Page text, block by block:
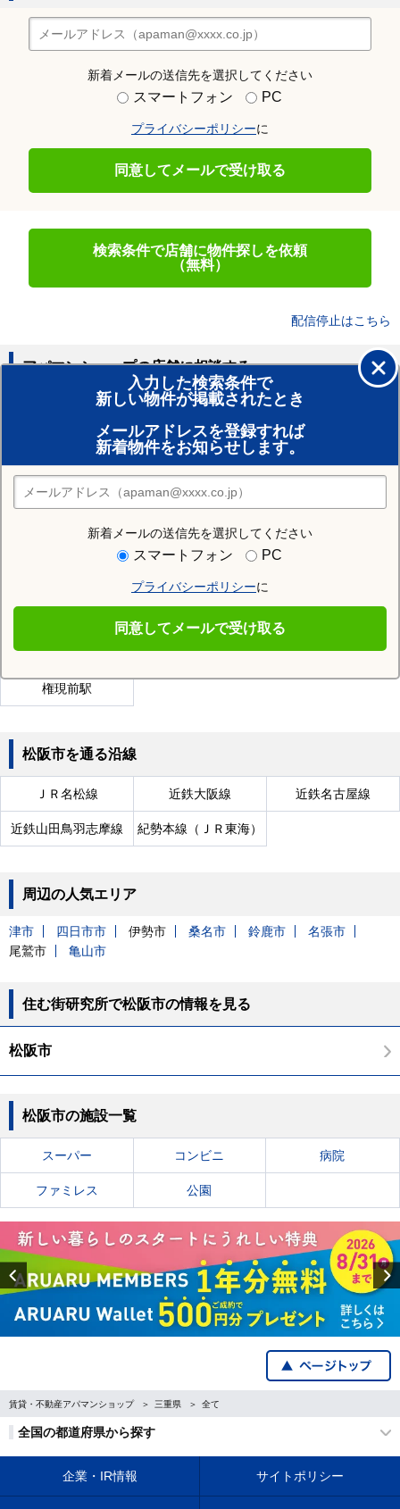
新着メールの送信先を選択してください
スマートフォン PC
プライバシーポリシーに
同意してメールで受け取る
検索条件で店舗に物件探しを依頼
（無料）
配信停止はこちら
入力した検索条件で
新しい物件が掲載されたとき
メールアドレスを登録すれば
新着物件をお知らせします。
新着メールの送信先を選択してください
スマートフォン PC
プライバシーポリシーに
同意してメールで受け取る
アパマンショップの店舗に相談する
賃貸のプロがお部屋探し！
おまかせ物件リクエスト
住みたい街の店舗を探す
店舗検索
六軒駅
東松阪駅 松ヶ崎駅 漕代駅
権現前駅
松阪市を通る沿線
ＪＲ名松線 近鉄大阪線 近鉄名古屋線
近鉄山田鳥羽志摩線 紀勢本線（ＪＲ東海）
周辺の人気エリア
津市 四日市市 伊勢市 桑名市 鈴鹿市
名張市
尾鷲市
亀山市
住む街研究所で松阪市の情報を見る
松阪市
松阪市の施設一覧
スーパー コンビニ 病院
ファミレス 公園
Previous
賃貸・不動産アパマンショップ 三重県 全て
全国の都道府県から探す
企業・IR情報 サイトポリシー